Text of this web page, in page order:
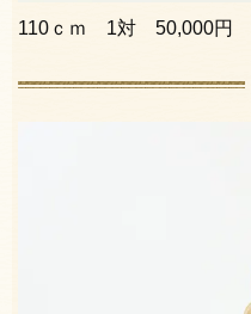
110ｃｍ 1対 50,000円